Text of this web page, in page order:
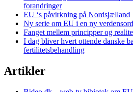
forandringer
EU ‘s påvirkning på Nordsjælland
Ny serie om EU i en ny
Fanget mellem principper og
I dag bliver hvert ottende danske
fertilitetsbehandling
Artikler